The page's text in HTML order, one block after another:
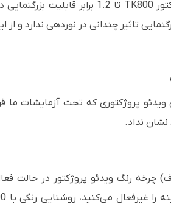
TK800
تاثیر چندانی در نوردهی ندارد و
نداد.
رنگ ویدئو پروژکتور در حالت
رنگی با 100 درصد روشنایی سفید برابری می‌کند. در این حالت، خروجی نور تا 55 درصد (در حالت